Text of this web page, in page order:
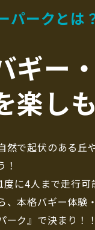
パークとは
ギー
楽し
然で起伏のある丘
！
度に4人まで走行
、本格バギー体験
ーク』で決まり！！